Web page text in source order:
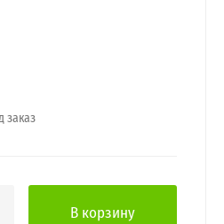
заказ
В корзину